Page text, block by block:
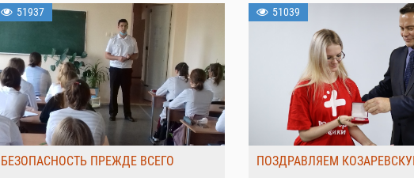
51937
БЕЗОПАСНОСТЬ ПРЕЖДЕ ВСЕГО
51039
ПОЗДРАВЛЯЕМ